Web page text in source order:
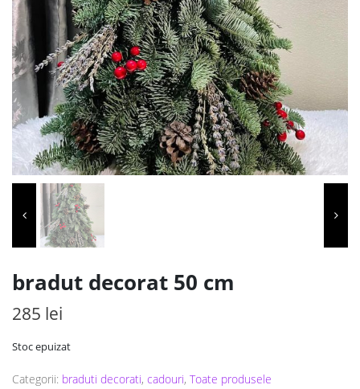
bradut decorat 50 cm
285 lei
Stoc epuizat
Categorii: braduti decorati, cadouri, Toate produsele